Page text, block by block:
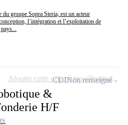
groupe Sopra Steria, est un acteur
l’intégration et l’exploitation de
&
H/F
CDINon renseigné
Ajouter cette offre à ma sélection